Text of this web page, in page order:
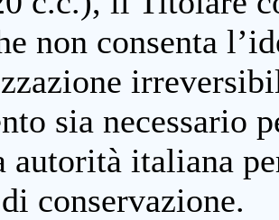
non consenta
sia necessario
autorità italiana
conservazione.